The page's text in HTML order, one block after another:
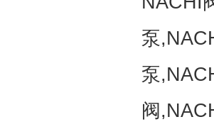
泵
泵
阀